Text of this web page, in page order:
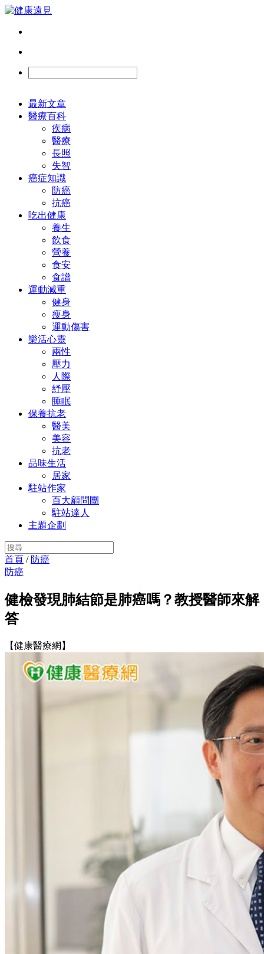
最新文章
醫療百科
疾病
醫療
長照
失智
癌症知識
防癌
抗癌
吃出健康
養生
飲食
營養
食安
食譜
運動減重
健身
瘦身
運動傷害
樂活心靈
兩性
壓力
人際
紓壓
睡眠
保養抗老
醫美
美容
抗老
品味生活
居家
駐站作家
百大顧問團
駐站達人
主題企劃
首頁 / 防癌
防癌
健檢發現肺結節是肺癌嗎？教授醫師來解
答
【健康醫療網】